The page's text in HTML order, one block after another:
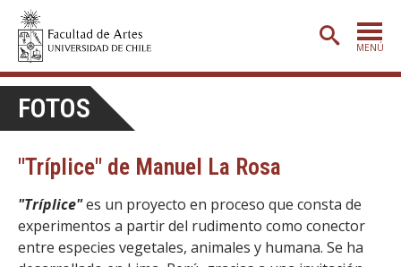
MENÚ
ETAPA BÁSICA
CARRERAS
POSTGRADO
FOTOS
"Tríplice" de Manuel La Rosa
"Tríplice"es un proyecto en proceso que consta de
experimentos a partir del rudimento como conector
entre especies vegetales, animales y humana. Se ha